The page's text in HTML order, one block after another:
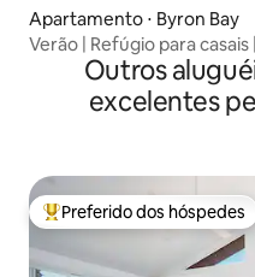
Apartamento ⋅ Byron Bay
Verão | Refúgio para casais
Outros
excelentes
Entre os melhores
Preferido dos hóspedes